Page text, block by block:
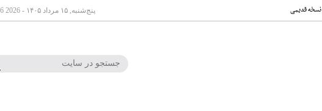
نسخه قدیمی پنج‌شنبه, ۱۵ مرداد ۱۴۰۵ - Aug 06 2026